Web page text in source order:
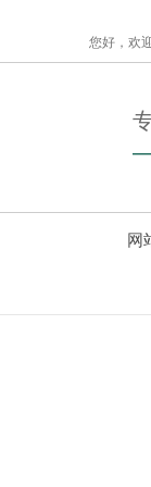
您好，欢
网